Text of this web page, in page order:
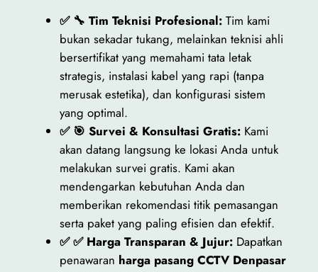
✅ 🔧 Tim Teknisi Profesional:Tim kami
bukan sekadar tukang, melainkan teknisi ahli
bersertifikat yang memahami tata letak
strategis, instalasi kabel yang rapi (tanpa
merusak estetika), dan konfigurasi sistem
yang optimal.
✅ 🎯 Survei & Konsultasi Gratis:Kami
akan datang langsung ke lokasi Anda untuk
melakukan survei gratis. Kami akan
mendengarkan kebutuhan Anda dan
memberikan rekomendasi titik pemasangan
serta paket yang paling efisien dan efektif.
✅✅ Harga Transparan & Jujur:Dapatkan
penawaran harga pasang CCTV Denpasar